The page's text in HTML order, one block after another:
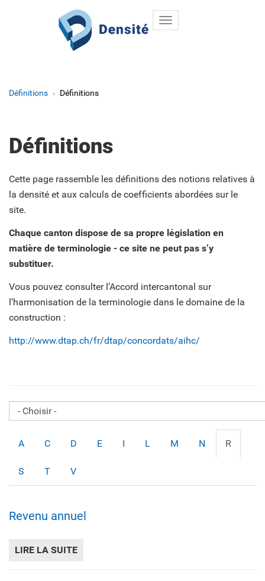
Aller au contenu principal
Toggle
Définitions Définitions
Définitions
Cette page rassemble les définitions des notions relatives à
la densité et aux calculs de coefficients abordées sur le
site.
Chaque canton dispose de sa propre législation en
matière de terminologie - ce site ne peut pas s’y
substituer.
Vous pouvez consulter l’Accord intercantonal sur
l’harmonisation de la terminologie dans le domaine de la
construction :
http://www.dtap.ch/fr/dtap/concordats/aihc/
A C D E I L M N R
S T V
Revenu annuel
LIRE LA SUITE